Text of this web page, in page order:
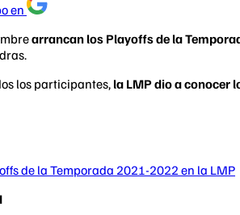
en
arrancan los Playoffs de la
los participantes, la LMP dio a conocer
de la Temporada 2021-2022 en la LMP